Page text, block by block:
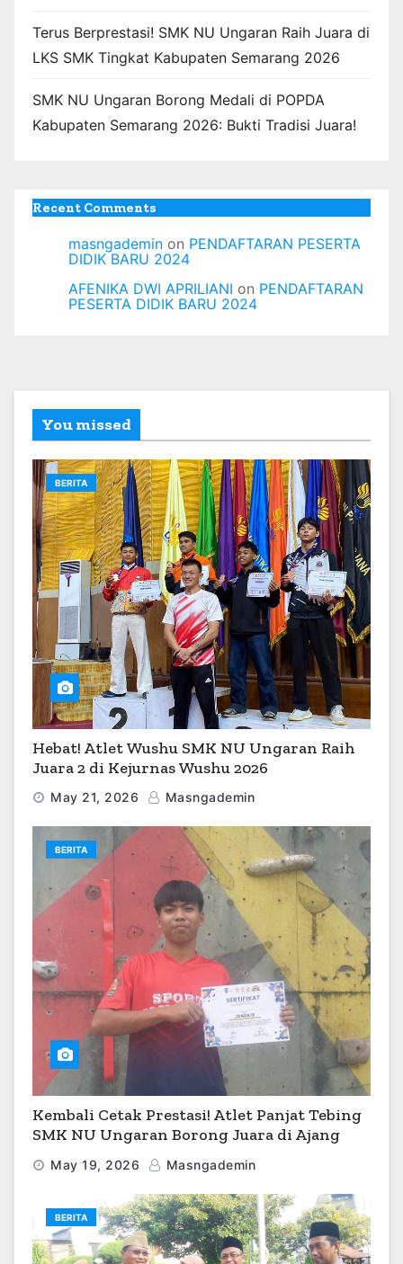
Terus Berprestasi! SMK NU Ungaran Raih Juara di
LKS SMK Tingkat Kabupaten Semarang 2026
SMK NU Ungaran Borong Medali di POPDA
Kabupaten Semarang 2026: Bukti Tradisi Juara!
Recent Comments
masngademin on PENDAFTARAN PESERTA
DIDIK BARU 2024
AFENIKA DWI APRILIANI on PENDAFTARAN
PESERTA DIDIK BARU 2024
You missed
BERITA
Hebat! Atlet Wushu SMK NU Ungaran Raih
Juara 2 di Kejurnas Wushu 2026
May 21, 2026 Masngademin
BERITA
Kembali Cetak Prestasi! Atlet Panjat Tebing
SMK NU Ungaran Borong Juara di Ajang
May 19, 2026 Masngademin
BERITA